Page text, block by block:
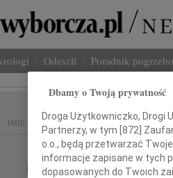
Odeszli Poradnik
IMIĘ I NAZWISKO:
REGION: Warszawa
DATA EMISJI: 08.10.2009
Dbamy o Twoją prywatność
Droga Użytkowniczko, Drogi
Partnerzy, w tym [872]
o.o., będą przetwarzać
informacje zapisane w tych
dopasowanych do Twoich